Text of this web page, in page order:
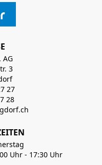
AG
3
27
28
Uhr - 17:30 Uhr